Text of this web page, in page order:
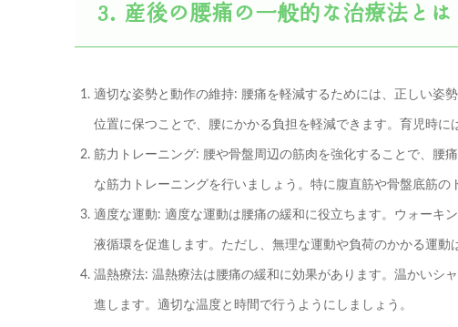
産後の腰痛の一般的な治療法とは
適切な姿勢と動作の維持: 腰痛を軽減するためには、正しい姿
位置に保つことで、腰にかかる負担を軽減できます。育児時に
筋力トレーニング: 腰や骨盤周辺の筋肉を強化することで、腰
な筋力トレーニングを行いましょう。特に腹直筋や骨盤底筋の
適度な運動: 適度な運動は腰痛の緩和に役立ちます。ウォーキ
液循環を促進します。ただし、無理な運動や負荷のかかる運動
温熱療法: 温熱療法は腰痛の緩和に効果があります。温かいシ
進します。適切な温度と時間で行うようにしましょう。